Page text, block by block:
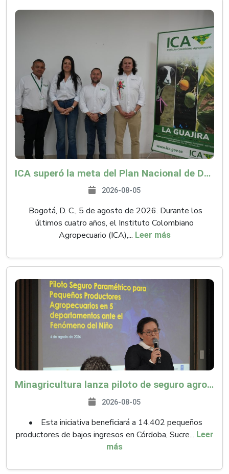
ICA superó la meta del Plan Nacional de Desarrollo y abrió 61 mercados internacionales
2026-08-05
Bogotá, D. C., 5 de agosto de 2026. Durante los
últimos cuatro años, el Instituto Colombiano
Agropecuario (ICA),... Leer más
Minagricultura lanza piloto de seguro agropecuario por $9.625 millones para proteger a más de 14.000 pequeños productores contra riesgos del Fenómeno de El Niño
2026-08-05
• Esta iniciativa beneficiará a 14.402 pequeños
productores de bajos ingresos en Córdoba, Sucre... Leer
más